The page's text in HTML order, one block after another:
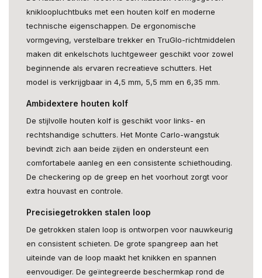
knikloopluchtbuks met een houten kolf en moderne
technische eigenschappen. De ergonomische
vormgeving, verstelbare trekker en TruGlo-richtmiddelen
maken dit enkelschots luchtgeweer geschikt voor zowel
beginnende als ervaren recreatieve schutters. Het
model is verkrijgbaar in 4,5 mm, 5,5 mm en 6,35 mm.
Ambidextere houten kolf
De stijlvolle houten kolf is geschikt voor links- en
rechtshandige schutters. Het Monte Carlo-wangstuk
bevindt zich aan beide zijden en ondersteunt een
comfortabele aanleg en een consistente schiethouding.
De checkering op de greep en het voorhout zorgt voor
extra houvast en controle.
Precisiegetrokken stalen loop
De getrokken stalen loop is ontworpen voor nauwkeurig
en consistent schieten. De grote spangreep aan het
uiteinde van de loop maakt het knikken en spannen
eenvoudiger. De geïntegreerde beschermkap rond de